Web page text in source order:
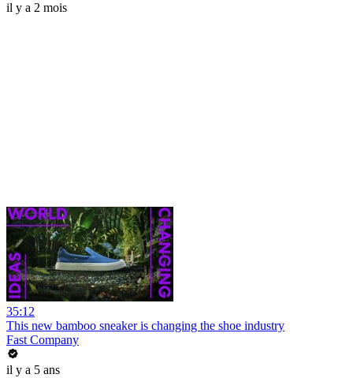
il y a 2 mois
35:12
This new bamboo sneaker is changing the shoe industry
Fast Company
il y a 5 ans